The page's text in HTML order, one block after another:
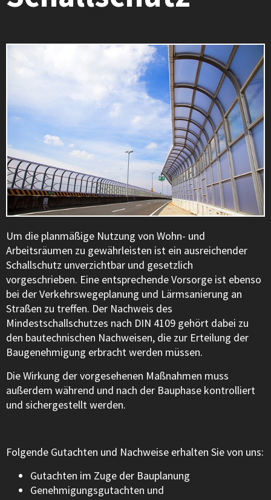
Um die planmäßige Nutzung von Wohn- und
Arbeitsräumen zu gewährleisten ist ein ausreichender
Schallschutz unverzichtbar und gesetzlich
vorgeschrieben. Eine entsprechende Vorsorge ist ebenso
bei der Verkehrswegeplanung und Lärmsanierung an
Straßen zu treffen. Der Nachweis des
Mindestschallschutzes nach DIN 4109 gehört dabei zu
den bautechnischen Nachweisen, die zur Erteilung der
Baugenehmigung erbracht werden müssen.
Die Wirkung der vorgesehenen Maßnahmen muss
außerdem während und nach der Bauphase kontrolliert
und sichergestellt werden.
Folgende Gutachten und Nachweise erhalten Sie von uns:
Gutachten im Zuge der Bauplanung
Genehmigungsgutachten und